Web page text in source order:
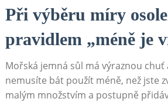
Při výběru míry
pravidlem „méně je
Mořská jemná sůl má výraznou chuť
nemusíte bát použít méně, než jste
malým množstvím a postupně